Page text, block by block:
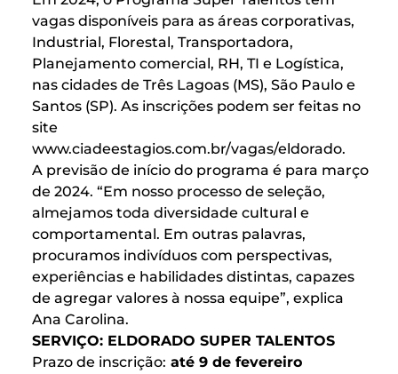
vagas disponíveis para as áreas corporativas,
Industrial, Florestal, Transportadora,
Planejamento comercial, RH, TI e Logística,
nas cidades de Três Lagoas (MS), São Paulo e
Santos (SP). As inscrições podem ser feitas no
site
www.ciadeestagios.com.br/vagas/eldorado.
A previsão de início do programa é para março
de 2024. “Em nosso processo de seleção,
almejamos toda diversidade cultural e
comportamental. Em outras palavras,
procuramos indivíduos com perspectivas,
experiências e habilidades distintas, capazes
de agregar valores à nossa equipe”, explica
Ana Carolina.
SERVIÇO: ELDORADO SUPER TALENTOS
Prazo de inscrição: até 9 de fevereiro